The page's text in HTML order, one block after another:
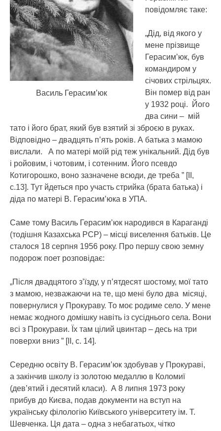
Василь Герасим’юк
повідомляє таке:
„Дід, від якого у
мене прізвище
Герасим’юк, був
командиром у
січових стрільцях.
Він помер від ран
у 1932 році. Його
два сини – мій
тато і його брат, який був взятий зі зброєю в руках.
Відповідно – двадцять п’ять років. А батька з мамою
вислали. А по матері моїй рід теж унікальний. Дід був
і ройовим, і чотовим, і сотенним. Його псевдо
Котигорошко, воно зазначене всюди, де треба ” [ІІ,
с.13]. Тут йдеться про участь стрийка (брата батька) і
діда по матері В. Герасим’юка в УПА.
Саме тому Василь Герасим’юк народився в Караганді
(тодішня Казахська РСР) – місці виселення батьків. Це
сталося 18 серпня 1956 року. Про першу свою земну
подорож поет розповідає:
„Після двадцятого з’їзду, у п’ятдесят шостому, мої тато
з мамою, незважаючи на те, що мені було два місяці,
повернулися у Прокураву. То моє родиме село. У мене
немає жодного домішку навіть із сусіднього села. Вони
всі з Прокурави. Їх там цілий цвинтар – десь на три
поверхи вниз ” [ІІ, с. 14].
Середню освіту В. Герасим’юк здобував у Прокураві,
а закінчив школу із золотою медаллю в Коломиї
(дев’ятий і десятий класи). А 8 липня 1973 року
прибув до Києва, подав документи на вступ на
українську філологію Київського університету ім. Т.
Шевченка. Ця дата – одна з небагатьох, чітко